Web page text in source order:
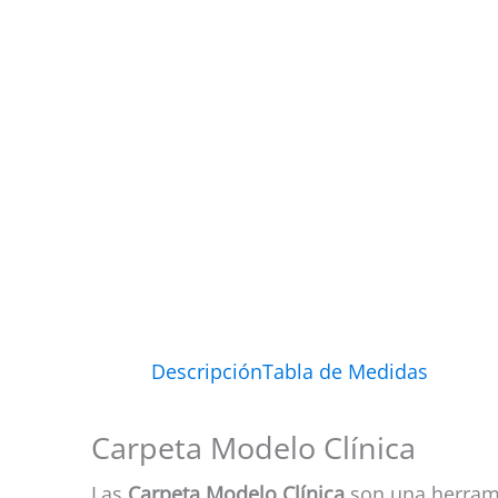
DescripciónTabla de Medidas
Carpeta Modelo Clínica